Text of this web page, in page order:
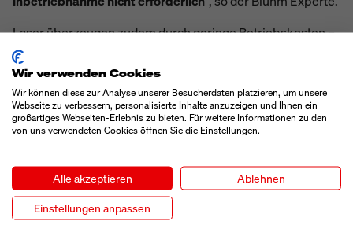
Laser überzeugen zudem durch geringe Betriebskosten –
u.a. durch den Verzicht auf Tinte und Lösungsmittel. Die
kompakten Markieranlangen sind flexibel und leicht in
bestehende Produktionsanlagen zu installieren.
ÜBERSICHT DIREKTKENNZEICHNUNG
Laden Sie unser Expertenwissen kostenfrei
Wir verwenden Cookies
Wir können diese zur Analyse unserer Besucherdaten platzieren, um unsere
Webseite zu verbessern, personalisierte Inhalte anzuzeigen und Ihnen ein
großartiges Webseiten-Erlebnis zu bieten. Für weitere Informationen zu den
von uns verwendeten Cookies öffnen Sie die Einstellungen.
Alle akzeptieren Ablehnen
Einstellungen anpassen